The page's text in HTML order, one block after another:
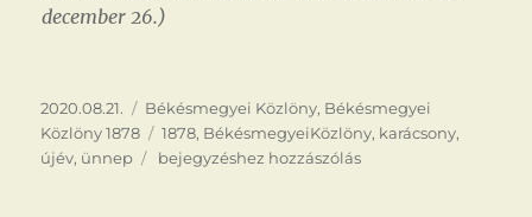
december 26.)
Közzétéve
2020.08.21. Kategória
Békésmegyei Közlöny, Békésmegyei
Közlöny 1878
Címke
1878, BékésmegyeiKözlöny, karácsony,
újév, ünnep
Ünnepi
bejegyzéshez hozzászólás